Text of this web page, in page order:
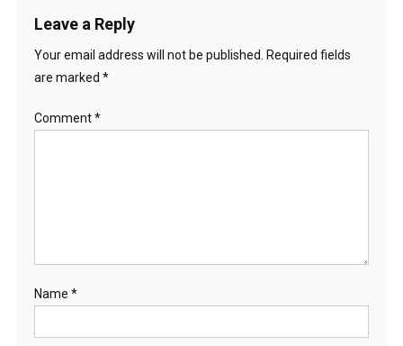
Leave a Reply
Your email address will not be published. Required fields
are marked *
Comment*
Name *